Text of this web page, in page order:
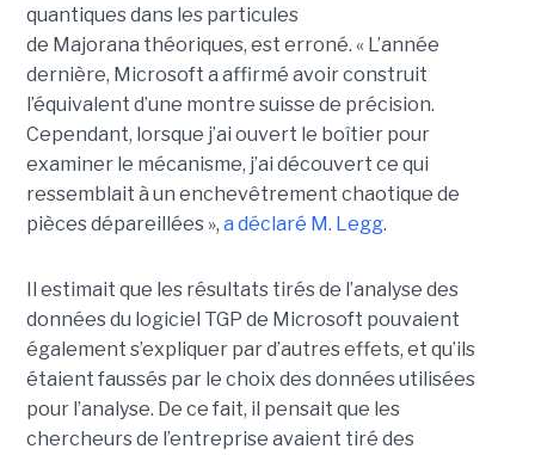
quantiques dans les particules
de Majorana théoriques, est erroné. « L’année
dernière, Microsoft a affirmé avoir construit
l’équivalent d’une montre suisse de précision.
Cependant, lorsque j’ai ouvert le boîtier pour
examiner le mécanisme, j’ai découvert ce qui
ressemblait à un enchevêtrement chaotique de
pièces dépareillées », a déclaré M. Legg.
Il estimait que les résultats tirés de l’analyse des
données du logiciel TGP de Microsoft pouvaient
également s’expliquer par d’autres effets, et qu’ils
étaient faussés par le choix des données utilisées
pour l’analyse. De ce fait, il pensait que les
chercheurs de l’entreprise avaient tiré des